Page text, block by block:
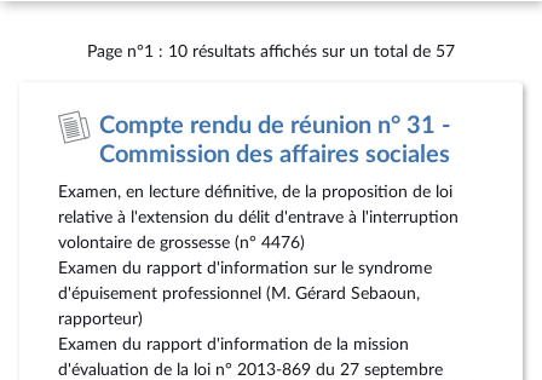
Page n°1 : 10 résultats affichés sur un total de 57
Compte rendu de réunion n° 31 -
Commission des affaires sociales
Examen, en lecture définitive, de la proposition de loi
relative à l'extension du délit d'entrave à l'interruption
volontaire de grossesse (n° 4476)
Examen du rapport d'information sur le syndrome
d'épuisement professionnel (M. Gérard Sebaoun,
rapporteur)
Examen du rapport d'information de la mission
d'évaluation de la loi n° 2013-869 du 27 septembre